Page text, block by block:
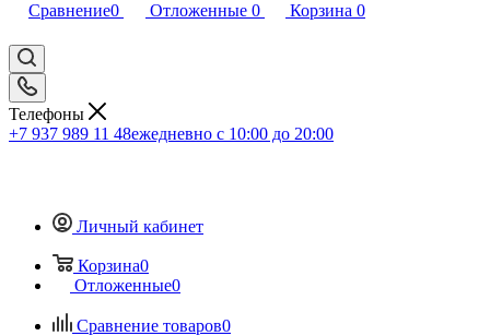
Сравнение0 Отложенные 0 Корзина 0
Телефоны
+7 937 989 11 48ежедневно с 10:00 до 20:00
Личный кабинет
Корзина0
Отложенные0
Сравнение товаров0